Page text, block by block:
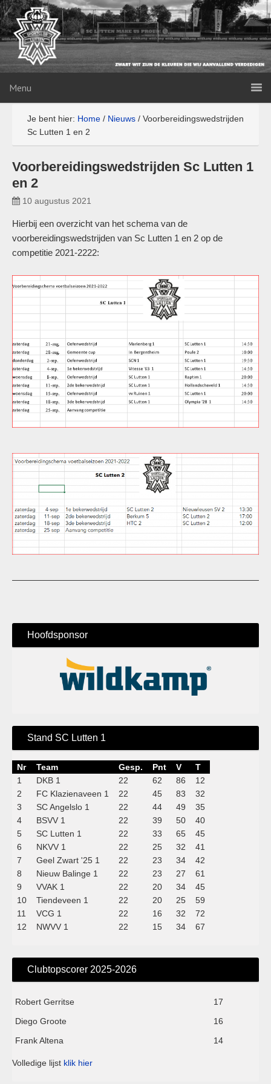
Menu
Je bent hier: Home / Nieuws / Voorbereidingswedstrijden
Sc Lutten 1 en 2
Voorbereidingswedstrijden Sc Lutten 1
en 2
10 augustus 2021
Hierbij een overzicht van het schema van de
voorbereidingswedstrijden van Sc Lutten 1 en 2 op de
competitie 2021-2222:
Hoofdsponsor
Stand SC Lutten 1
Nr Team Gesp. Pnt V
T
1
DKB 1 22 62 86
12
2
FC Klazienaveen 1 22 45 83
32
3
SC Angelslo 1 22 44 49
35
4
BSVV 1 22 39 50
40
5
SC Lutten 1 22 33 65
45
6
NKVV 1 22 25 32
41
7
Geel Zwart '25 1 22 23 34
42
8
Nieuw Balinge 1 22 23 27
61
9
VVAK 1 22 20 34
45
10
Tiendeveen 1 22 20 25
59
11
VCG 1 22 16 32
72
12
NWVV 1 22 15 34 67
Clubtopscorer 2025-2026
Robert Gerritse
17
Diego Groote
16
Frank Altena
14
Volledige lijst klik hier